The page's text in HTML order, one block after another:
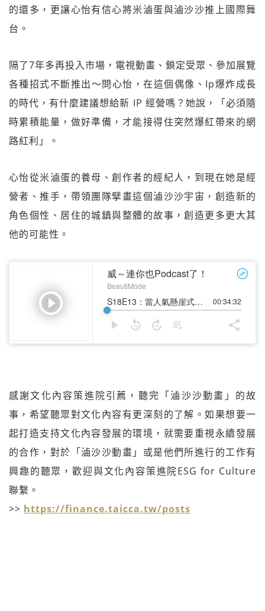
的還多，更讓心怡有信心將米滷蛋與滷沙沙推上國際舞
台。
隔了7年多再投入市場，電視動畫、鎖定受眾、參加展覽
各種招式不斷推出～問心怡，在這個偶像、Ip爆炸成長
的時代，有什麼建議想給新 IP 經營嗎？她說，「必須隨
時累積能量，做好準備，才能接得住突然爆紅帶來的網
路紅利」。
心怡從米滷蛋的養母、創作者的經紀人，到現在她是經
營者、推手，帶領團隊擘畫這個滷沙沙宇宙，創造新的
角色個性、居住的城鎮與整體的故事，創造更多更大其
他的可能性。
感謝文化內容策進院引薦，聽完「滷沙沙動畫」的故
事，希望聽眾對文化內容有更深刻的了解。如果想要一
起打造支持文化內容發展的環境，就需要重視永續發展
的合作，對於「滷沙沙動畫」或是他們所進行的工作有
興趣的聽眾，歡迎與文化內容策進院ESG for Culture
聯繫。
>> https://finance.taicca.tw/posts